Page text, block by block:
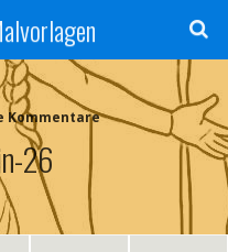
Kommentare
26